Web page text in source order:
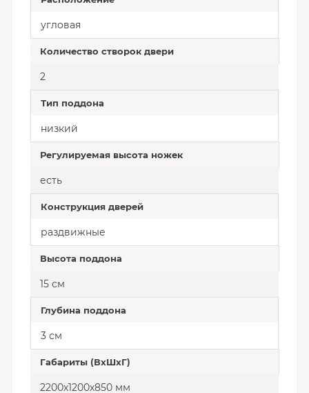
угловая
Количество створок двери
2
Тип поддона
низкий
Регулируемая высота ножек
есть
Конструкция дверей
раздвижные
Высота поддона
15 см
Глубина поддона
3 см
Габариты (ВхШхГ)
2200х1200х850 мм